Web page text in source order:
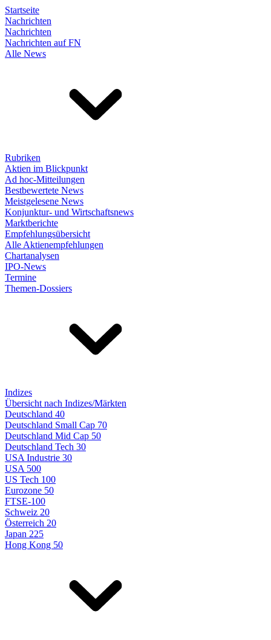
Startseite
Nachrichten
Nachrichten
Nachrichten auf FN
Alle News
Rubriken
Aktien im Blickpunkt
Ad hoc-Mitteilungen
Bestbewertete News
Meistgelesene News
Konjunktur- und Wirtschaftsnews
Marktberichte
Empfehlungsübersicht
Alle Aktienempfehlungen
Chartanalysen
IPO-News
Termine
Themen-Dossiers
Indizes
Übersicht nach Indizes/Märkten
Deutschland 40
Deutschland Small Cap 70
Deutschland Mid Cap 50
Deutschland Tech 30
USA Industrie 30
USA 500
US Tech 100
Eurozone 50
FTSE-100
Schweiz 20
Österreich 20
Japan 225
Hong Kong 50